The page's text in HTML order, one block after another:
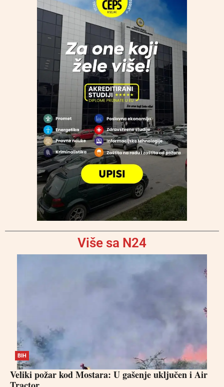
Više sa N24
BIH
Veliki požar kod Mostara: U gašenje uključen i Air